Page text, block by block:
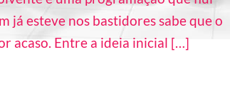
já esteve nos bastidores sabe que o
acaso. Entre a ideia inicial […]